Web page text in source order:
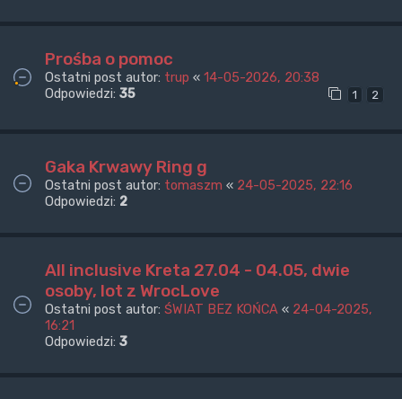
Prośba o pomoc
Ostatni post autor: trup « 14-05-2026, 20:38
Odpowiedzi: 35 1 2
Gaka Krwawy Ring g
Ostatni post autor: tomaszm « 24-05-2025, 22:16
Odpowiedzi: 2
All inclusive Kreta 27.04 - 04.05, dwie
osoby, lot z WrocLove
Ostatni post autor: ŚWIAT BEZ KOŃCA « 24-04-2025,
16:21
Odpowiedzi: 3